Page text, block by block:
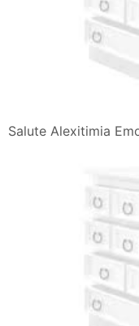
Salute Alexitimia